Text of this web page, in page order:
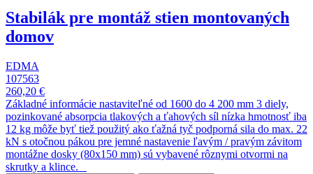
Stabilák pre montáž stien montovaných
domov
EDMA
107563
260,20 €
Základné informácie nastaviteľné od 1600 do 4 200 mm 3 diely,
pozinkované absorpcia tlakových a ťahových síl nízka hmotnosť iba
12 kg môže byť tiež použitý ako ťažná tyč podporná sila do max. 22
kN s otočnou pákou pre jemné nastavenie ľavým / pravým závitom
montážne dosky (80x150 mm) sú vybavené rôznymi otvormi na
skrutky a klince.